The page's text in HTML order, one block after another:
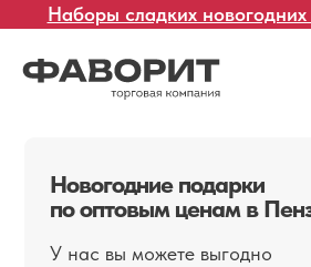
Наборы сладких
Новогодние подарки
по оптовым ценам в
У нас вы можете выгодно